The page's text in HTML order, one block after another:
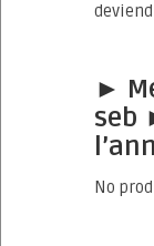
►
seb
No